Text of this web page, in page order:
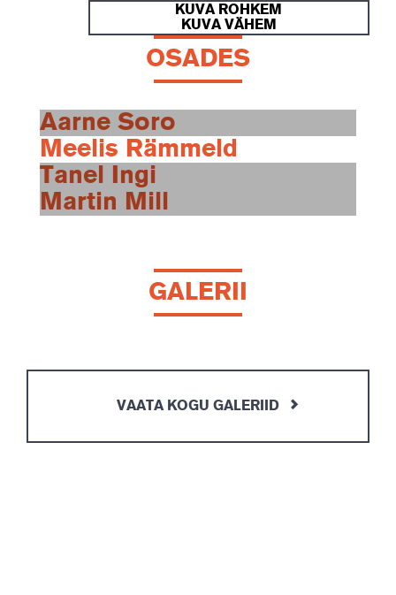
KUVA ROHKEM
KUVA VÄHEM
OSADES
Aarne Soro
Meelis Rämmeld
Tanel Ingi
Martin Mill
GALERII
VAATA KOGU GALERIID